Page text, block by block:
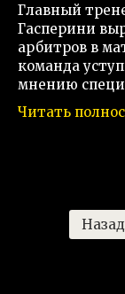
Главный
Гасперини
арбитров в
команда
мнению
Читать
Пагинация
записей
Назад